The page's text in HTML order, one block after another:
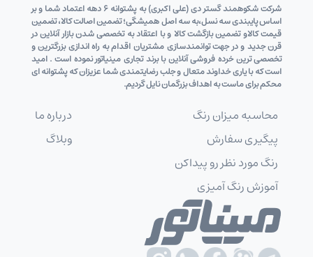
شرکت شکوهمند گستر دی (علی اکبری) به پشتوانه 6 دهه اعتماد شما و بر
اساس پایبندی سه نسل،به سه اصل همیشگی؛ تضمین اصالت کالا، تضمین
قیمت کالاو تضمین بازگشت کالا و با اعتقاد به تخصصی شدن بازار آنلاین در
قرن جدید و در جهت توانمندسازی مشتریان اقدام به راه اندازی بزرگترین و
تخصصی ترین خرده فروشی آنلاین با برند تجاری مینیاتور نموده است . امید
است که با یاری خداوند متعال و جلب رضایتمندی شما عزیزان که پشتوانه ای
محکم برای ماست به اهداف بزرگمان نایل گردیم.
محاسبه میزان رنگ
پیگیری سفارش
رنگ مورد نظر رو پیداکن
آموزش رنگ آمیزی
درباره ما
وبلاگ